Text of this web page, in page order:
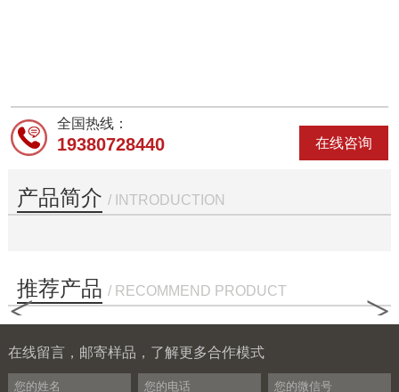
在线咨询
全国热线：
19380728440
产品简介 / INTRODUCTION
推荐产品 / RECOMMEND PRODUCT
< >
在线留言，邮寄样品，了解更多合作模式